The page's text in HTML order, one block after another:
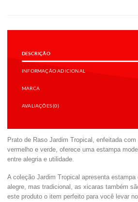
DESCRIÇÃO
INFORMAÇÃO ADICIONAL
MARCA
AVALIAÇÕES (0)
Prato de Raso Jardim Tropical, enfeitada
vermelho e verde, oferece uma estampa
entre alegria e utilidade.
A coleção Jardim Tropical apresenta
alegre, mas tradicional, as xicaras também
este produto o item perfeito para você levar